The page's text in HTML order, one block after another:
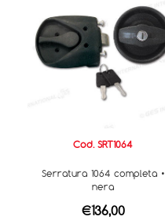
Cod. SRT1064
Serratura 1064 completa •
nera
€136,00